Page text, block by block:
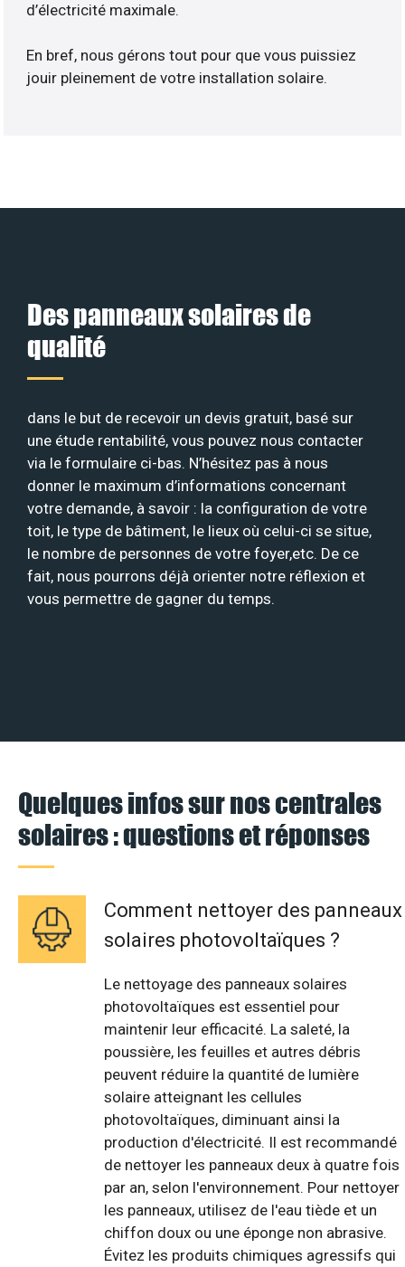
d’électricité maximale.
En bref, nous gérons tout pour que vous puissiez
jouir pleinement de votre installation solaire.
Des panneaux solaires de
qualité
dans le but de recevoir un devis gratuit, basé sur
une étude rentabilité, vous pouvez nous contacter
via le formulaire ci-bas. N’hésitez pas à nous
donner le maximum d’informations concernant
votre demande, à savoir : la configuration de votre
toit, le type de bâtiment, le lieux où celui-ci se situe,
le nombre de personnes de votre foyer,etc. De ce
fait, nous pourrons déjà orienter notre réflexion et
vous permettre de gagner du temps.
Quelques infos sur nos centrales
solaires : questions et réponses
Comment nettoyer des panneaux
solaires photovoltaïques ?
Le nettoyage des panneaux solaires
photovoltaïques est essentiel pour
maintenir leur efficacité. La saleté, la
poussière, les feuilles et autres débris
peuvent réduire la quantité de lumière
solaire atteignant les cellules
photovoltaïques, diminuant ainsi la
production d'électricité. Il est recommandé
de nettoyer les panneaux deux à quatre fois
par an, selon l'environnement. Pour nettoyer
les panneaux, utilisez de l'eau tiède et un
chiffon doux ou une éponge non abrasive.
Évitez les produits chimiques agressifs qui